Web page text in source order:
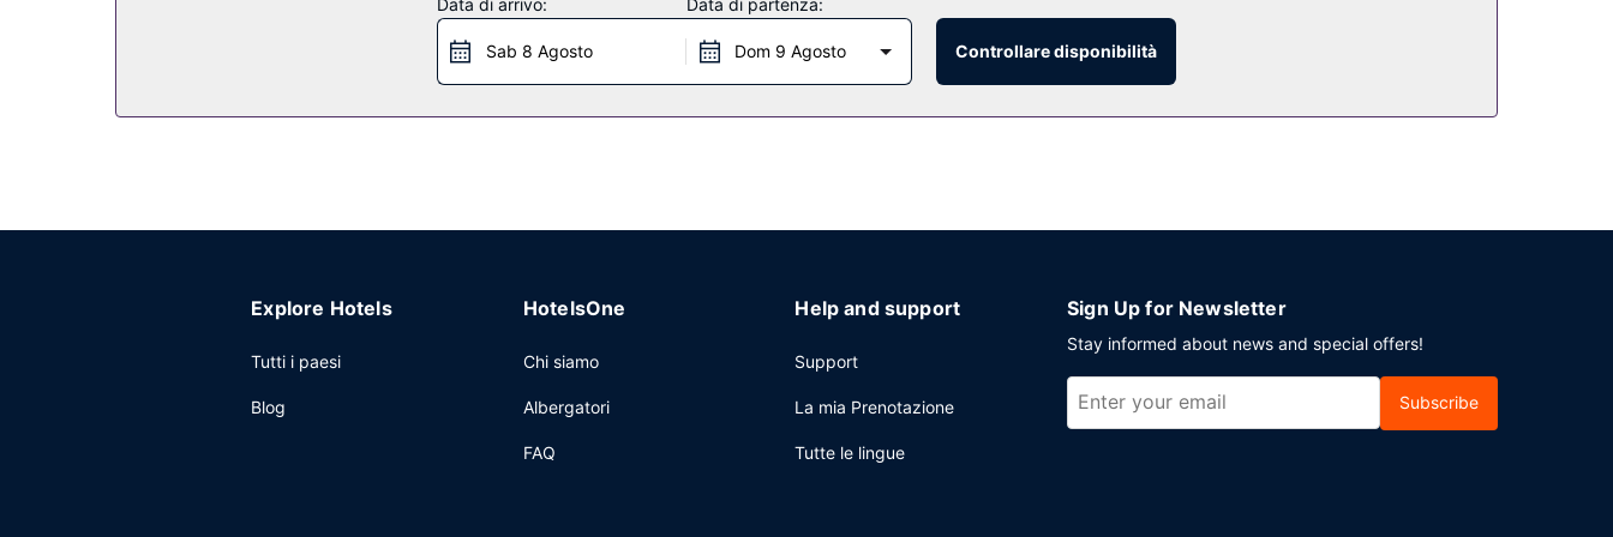
Visita Baia delle Ninfe, un ristorante specializzato in cucina mediterranea; qui potrai ammirare la vista sul campo da golf e mangiare all'aperto. In alternativa, richiedi il
servizio in camera con orario limitato. Desideri rilassarti con un drink rinfrescante? Troverai un bar sull'acqua e 2 bar/lounge. La colazione continentale viene servita
Data di arrivo:
Sab 8 Agosto
Data di partenza:
Dom 9 Agosto Controllare disponibilità
Explore Hotels
Tutti i paesi
Blog
HotelsOne
Chi siamo
Albergatori
FAQ
Help and support
Support
La mia Prenotazione
Tutte le lingue
Sign Up for Newsletter
Stay informed about news and special offers!
Subscribe